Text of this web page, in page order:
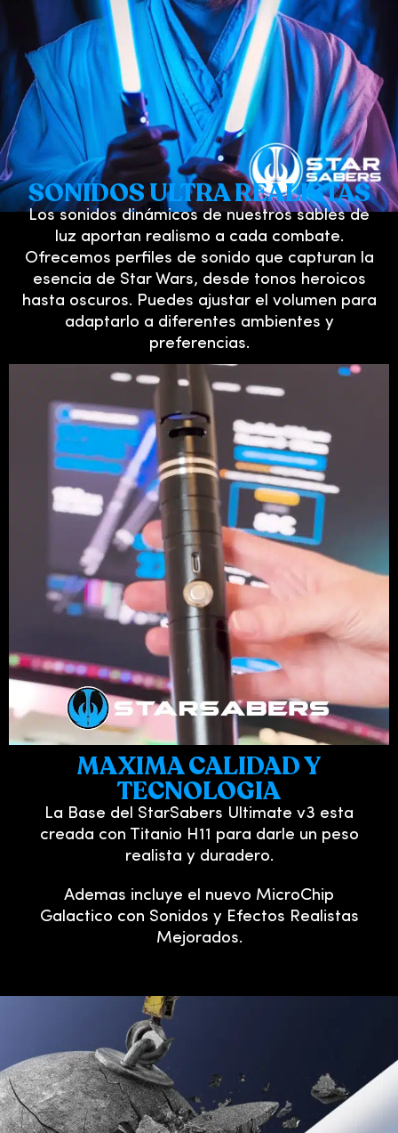
SONIDOS ULTRA REALISTAS
Los sonidos dinámicos de nuestros sables de
luz aportan realismo a cada combate.
Ofrecemos perfiles de sonido que capturan la
esencia de Star Wars, desde tonos heroicos
hasta oscuros. Puedes ajustar el volumen para
adaptarlo a diferentes ambientes y
preferencias.
MAXIMA CALIDAD Y
TECNOLOGIA
La Base del StarSabers Ultimate v3 esta
creada con Titanio H11 para darle un peso
realista y duradero.
Ademas incluye el nuevo MicroChip
Galactico con Sonidos y Efectos Realistas
Mejorados.